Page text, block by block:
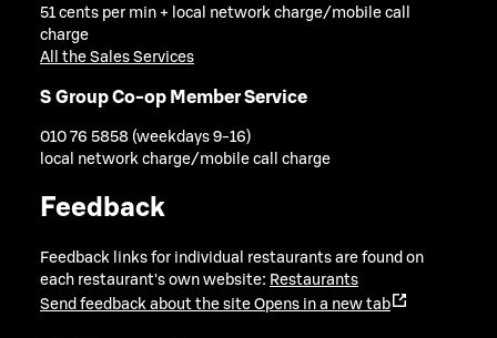
51 cents per min + local network charge/mobile call
charge
All the Sales Services
S Group Co-op Member Service
010 76 5858 (weekdays 9-16)
local network charge/mobile call charge
Feedback
Feedback links for individual restaurants are found on
each restaurant's own website: Restaurants
Send feedback about the site Opens in a new tab